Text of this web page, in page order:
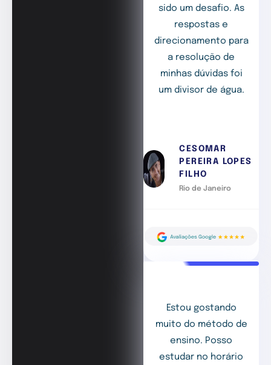
sido um desafio. As
respostas e
direcionamento para
a resolução de
minhas dúvidas foi
um divisor de água.
CESOMAR
PEREIRA LOPES
FILHO
Rio de Janeiro
Estou gostando
muito do método de
ensino. Posso
estudar no horário